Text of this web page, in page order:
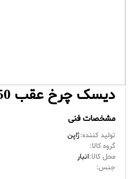
دیسک چرخ عقب RX350
مشخصات فنی
تولید کننده:ژاپن
گروه کالا:
محل کالا:انبار
جنس: